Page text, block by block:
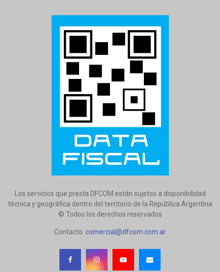
Los servicios que presta DFCOM están sujetos a disponibilidad
técnica y geográfica dentro del territorio de la República Argentina
© Todos los derechos reservados
Contacto: comercial@dfcom.com.ar